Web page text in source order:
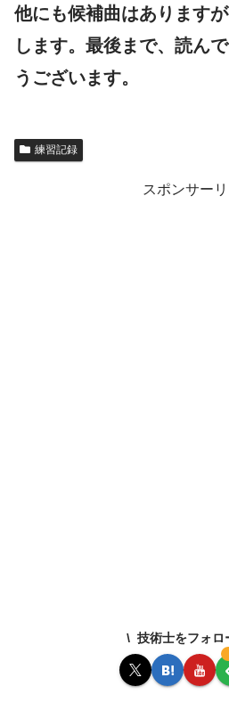
他にも候補曲はあります
します。最後まで、読ん
うございます。
練習記録
スポンサー
技術士をフォロ